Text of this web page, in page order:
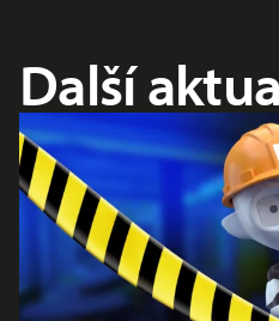
Další